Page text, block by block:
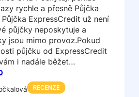
rychle a přesně Půjčka
ExpressCredit už není
půjčky neposkytuje a
jsou mimo provoz.Pokud
půjčku od ExpressCredit
i nadále běžet…
RECENZE